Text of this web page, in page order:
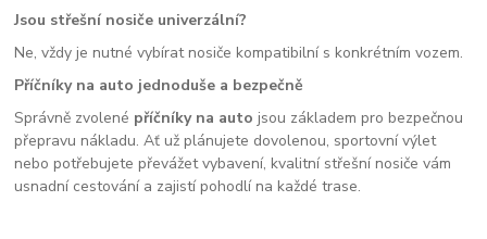
Jsou střešní nosiče univerzální?
Ne, vždy je nutné vybírat nosiče kompatibilní s konkrétním vozem.
Příčníky na auto jednoduše a bezpečně
Správně zvolené příčníky na auto jsou základem pro bezpečnou
přepravu nákladu. Ať už plánujete dovolenou, sportovní výlet
nebo potřebujete převážet vybavení, kvalitní střešní nosiče vám
usnadní cestování a zajistí pohodlí na každé trase.